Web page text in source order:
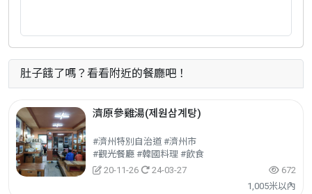
肚子餓了嗎？看看附近的餐廳吧！
濟原參雞湯(제원삼계탕)
#濟州特別自治道 #濟州市
#觀光餐廳 #韓國料理 #飲食
20-11-26
24-03-27
672
1,005米以內